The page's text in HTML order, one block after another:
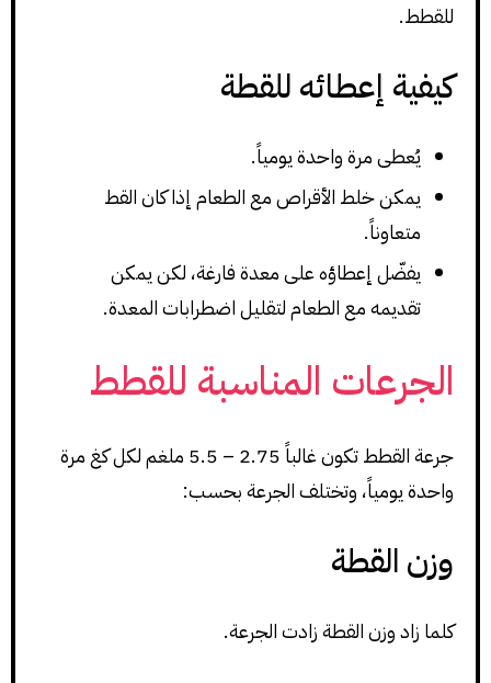
للقطط.
كيفية إعطائه للقطة
يُعطى مرة واحدة يومياً.
يمكن خلط الأقراص مع الطعام إذا كان القط
متعاوناً.
يفضّل إعطاؤه على معدة فارغة، لكن يمكن
تقديمه مع الطعام لتقليل اضطرابات المعدة.
الجرعات المناسبة للقطط
جرعة القطط تكون غالباً 2.75 – 5.5 ملغم لكل كغ مرة
واحدة يومياً، وتختلف الجرعة بحسب:
وزن القطة
كلما زاد وزن القطة زادت الجرعة.